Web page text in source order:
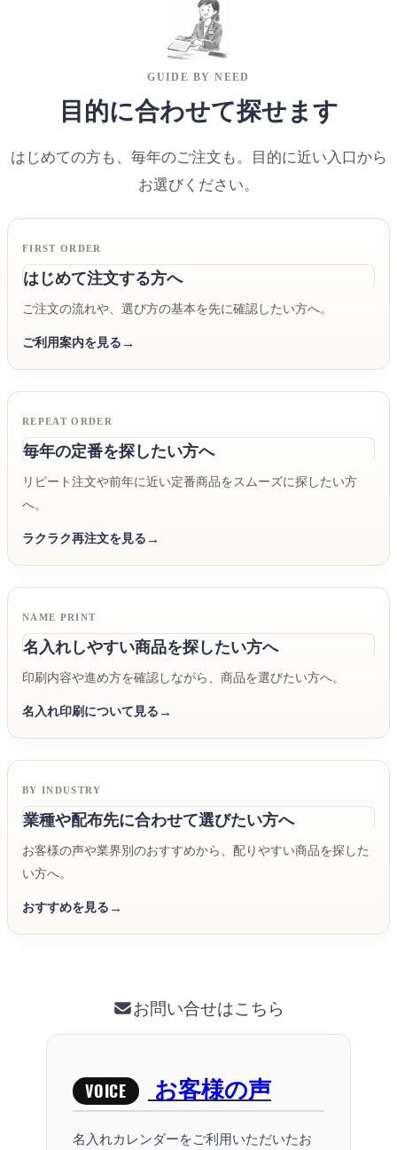
GUIDE BY NEED
目的に合わせて探せます
はじめての方も、毎年のご注文も。目的に近い入口から
お選びください。
FIRST ORDER
はじめて注文する方へ
ご注文の流れや、選び方の基本を先に確認したい方へ。
ご利用案内を見る
REPEAT ORDER
毎年の定番を探したい方へ
リピート注文や前年に近い定番商品をスムーズに探したい方
へ。
ラクラク再注文を見る
NAME PRINT
名入れしやすい商品を探したい方へ
印刷内容や進め方を確認しながら、商品を選びたい方へ。
名入れ印刷について見る
BY INDUSTRY
業種や配布先に合わせて選びたい方へ
お客様の声や業界別のおすすめから、配りやすい商品を探した
い方へ。
おすすめを見る
お問い合せはこちら
VOICE お客様の声
名入れカレンダーをご利用いただいたお